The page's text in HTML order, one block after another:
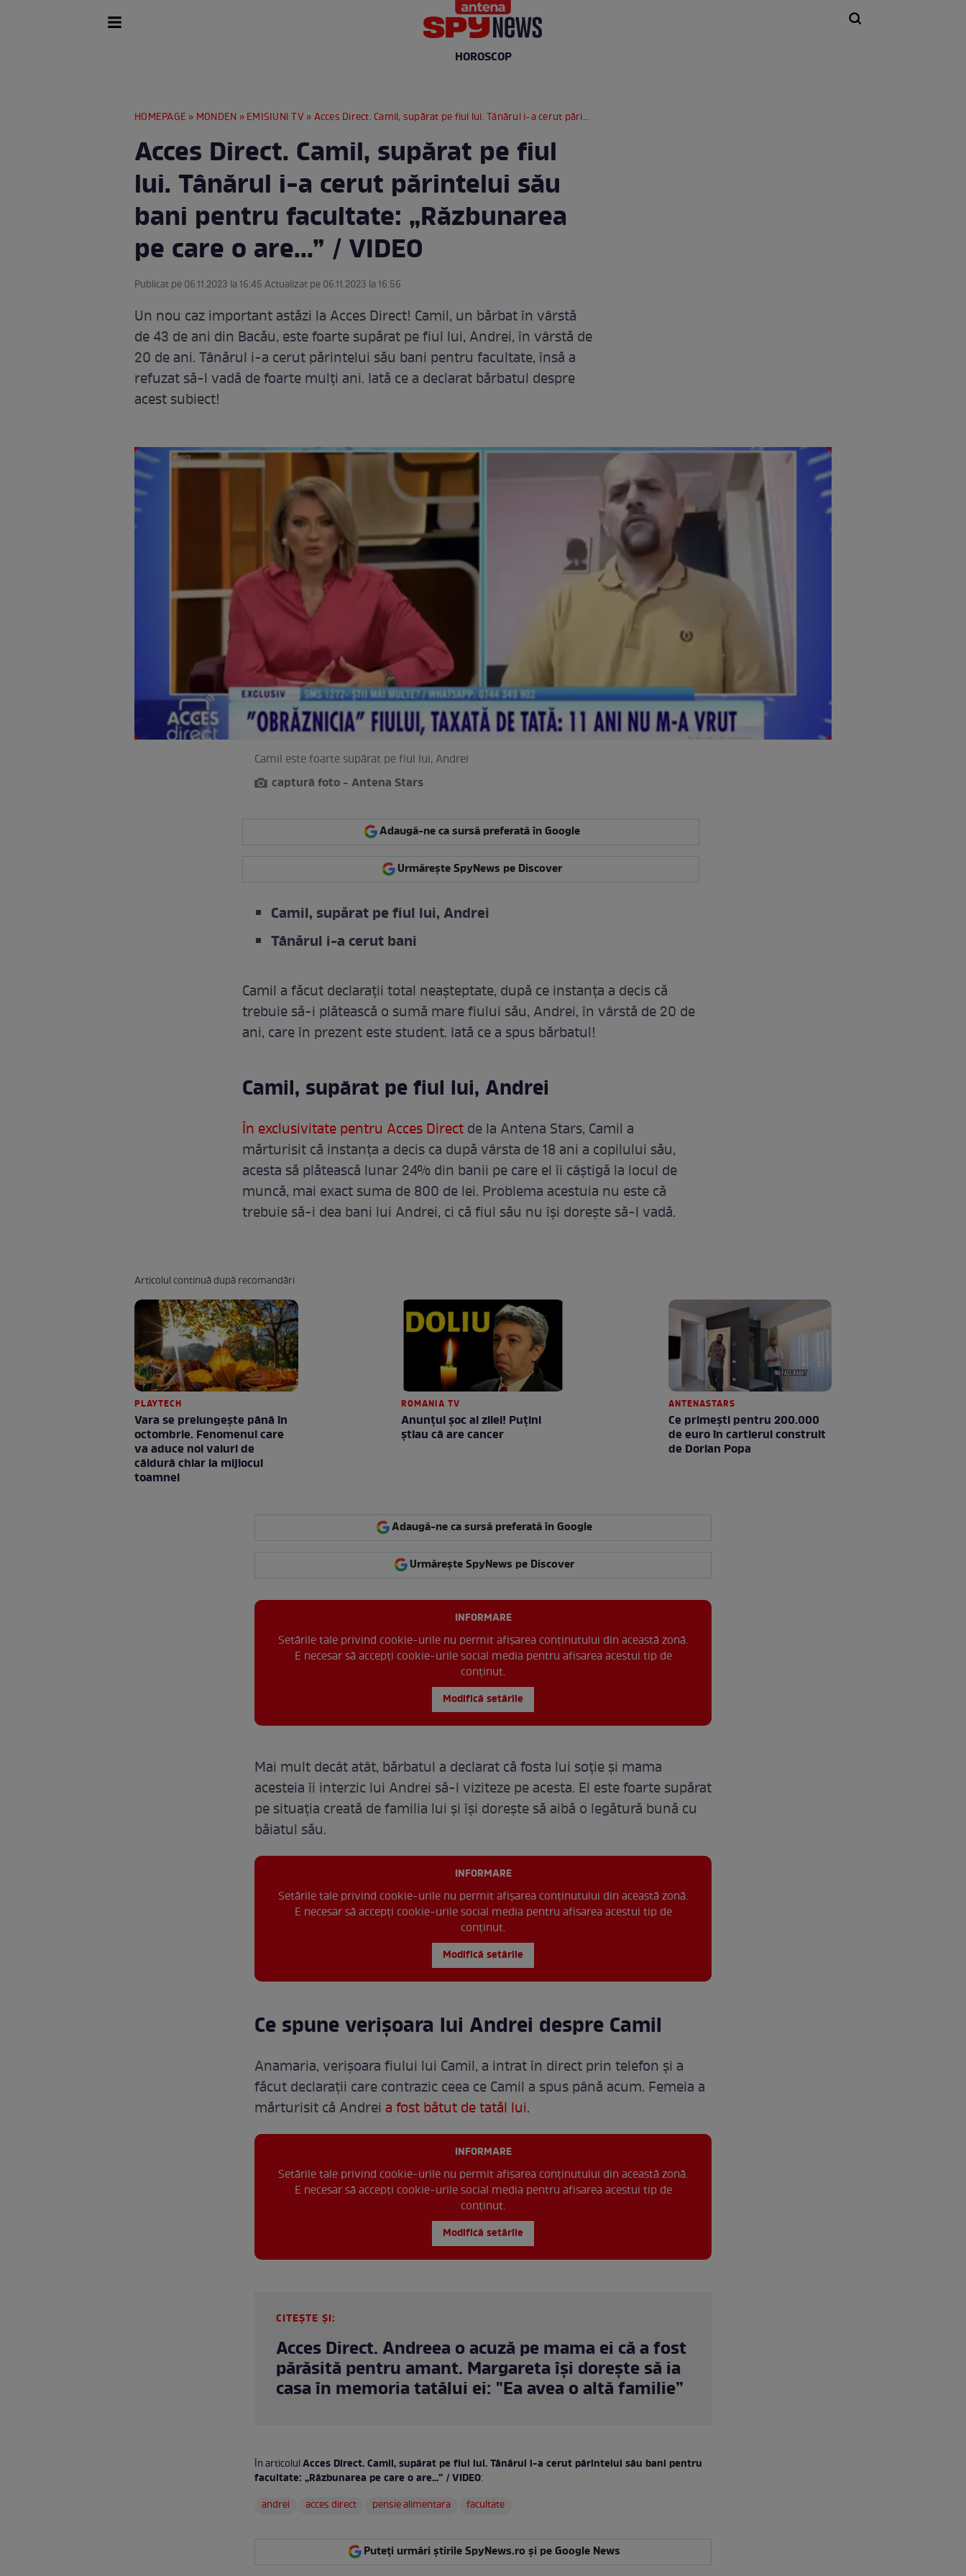
HOROSCOP
HOMEPAGE » MONDEN »EMISIUNI TV» Acces Direct. Camil, supărat pe fiul lui. Tânărul i-a cerut părintelui său bani pentru facultate: „Răzbunarea pe care o are...” / VIDEO
Acces Direct. Camil, supărat pe fiul
lui. Tânărul i-a cerut părintelui său
bani pentru facultate: „Răzbunarea
pe care o are...” / VIDEO
Publicat pe 06.11.2023 la 16:45 Actualizat pe 06.11.2023 la 16:56
Un nou caz important astăzi la Acces Direct! Camil, un bărbat în vârstă
de 43 de ani din Bacău, este foarte supărat pe fiul lui, Andrei, în vârstă de
20 de ani. Tânărul i-a cerut părintelui său bani pentru facultate, însă a
refuzat să-l vadă de foarte mulți ani. Iată ce a declarat bărbatul despre
acest subiect!
Camil este foarte supărat pe fiul lui, Andrei
captură foto - Antena Stars
Adaugă-ne ca sursă preferată în Google
Urmărește SpyNews pe Discover
Camil, supărat pe fiul lui, Andrei
Tânărul i-a cerut bani
Camil a făcut declarații total neașteptate, după ce instanța a decis că
trebuie să-i plătească o sumă mare fiului său, Andrei, în vârstă de 20 de
ani, care în prezent este student. Iată ce a spus bărbatul!
Camil, supărat pe fiul lui, Andrei
În exclusivitate pentru Acces Directde la Antena Stars, Camil a
mărturisit că instanța a decis ca după vârsta de 18 ani a copilului său,
acesta să plătească lunar 24% din banii pe care el îi câștigă la locul de
muncă, mai exact suma de 800 de lei. Problema acestuia nu este că
trebuie să-i dea bani lui Andrei, ci că fiul său nu își dorește să-l vadă.
Articolul continuă după recomandări
PLAYTECH
Vara se prelungeşte până în
octombrie. Fenomenul care
va aduce noi valuri de
căldură chiar la mijlocul
toamnei
ROMANIA TV
Anunţul şoc al zilei! Puţini
ştiau că are cancer
ANTENASTARS
Ce primești pentru 200.000
de euro în cartierul construit
de Dorian Popa
Adaugă-ne ca sursă preferată în Google
Urmărește SpyNews pe Discover
INFORMARE
Setările tale privind cookie-urile nu permit afișarea conținutului din această zonă.
E necesar să accepți cookie-urile social media pentru afisarea acestui tip de
conținut.
Modifică setările
Mai mult decât atât, bărbatul a declarat că fosta lui soție și mama
acesteia îi interzic lui Andrei să-l viziteze pe acesta. El este foarte supărat
pe situația creată de familia lui și își dorește să aibă o legătură bună cu
băiatul său.
INFORMARE
Setările tale privind cookie-urile nu permit afișarea conținutului din această zonă.
E necesar să accepți cookie-urile social media pentru afisarea acestui tip de
conținut.
Modifică setările
Ce spune verișoara lui Andrei despre Camil
Anamaria, verișoara fiului lui Camil, a intrat în direct prin telefon și a
făcut declarații care contrazic ceea ce Camil a spus până acum. Femeia a
mărturisit că Andrei a fost bătut de tatăl lui.
INFORMARE
Setările tale privind cookie-urile nu permit afișarea conținutului din această zonă.
E necesar să accepți cookie-urile social media pentru afisarea acestui tip de
conținut.
Modifică setările
CITEȘTE ȘI:
Acces Direct. Andreea o acuză pe mama ei că a fost
părăsită pentru amant. Margareta își dorește să ia
casa în memoria tatălui ei: "Ea avea o altă familie”
În articolulAcces Direct. Camil, supărat pe fiul lui. Tânărul i-a cerut părintelui său bani pentru
facultate: „Răzbunarea pe care o are...” / VIDEO:
andrei
acces direct pensie alimentara facultate
Puteți urmări știrile SpyNews.ro și pe Google News